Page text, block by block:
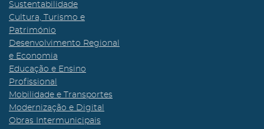
Sustentabilidade
Cultura, Turismo e
Património
Desenvolvimento Regional
e Economia
Educação e Ensino
Profissional
Mobilidade e Transportes
Modernização e Digital
Obras Intermunicipais